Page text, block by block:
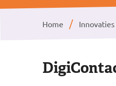
Home